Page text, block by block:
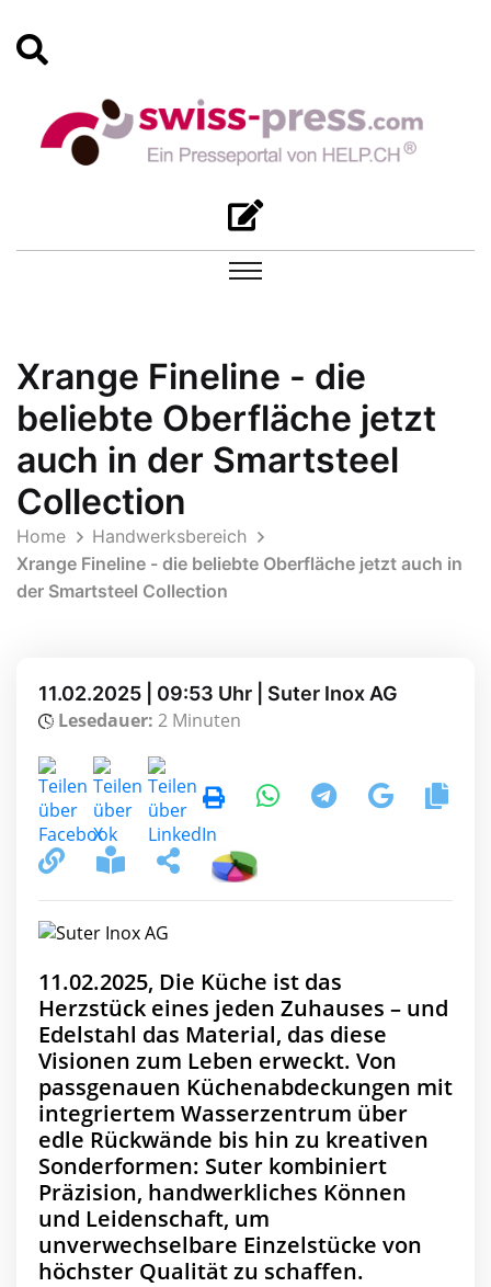
Xrange Fineline - die
beliebte Oberfläche jetzt
auch in der Smartsteel
Collection
Home
Handwerksbereich
Xrange Fineline - die beliebte Oberfläche jetzt auch in
der Smartsteel Collection
11.02.2025 | 09:53 Uhr | Suter Inox AG
Lesedauer: 2 Minuten
11.02.2025, Die Küche ist das
Herzstück eines jeden Zuhauses – und
Edelstahl das Material, das diese
Visionen zum Leben erweckt. Von
passgenauen Küchenabdeckungen mit
integriertem Wasserzentrum über
edle Rückwände bis hin zu kreativen
Sonderformen: Suter kombiniert
Präzision, handwerkliches Können
und Leidenschaft, um
unverwechselbare Einzelstücke von
höchster Qualität zu schaffen.